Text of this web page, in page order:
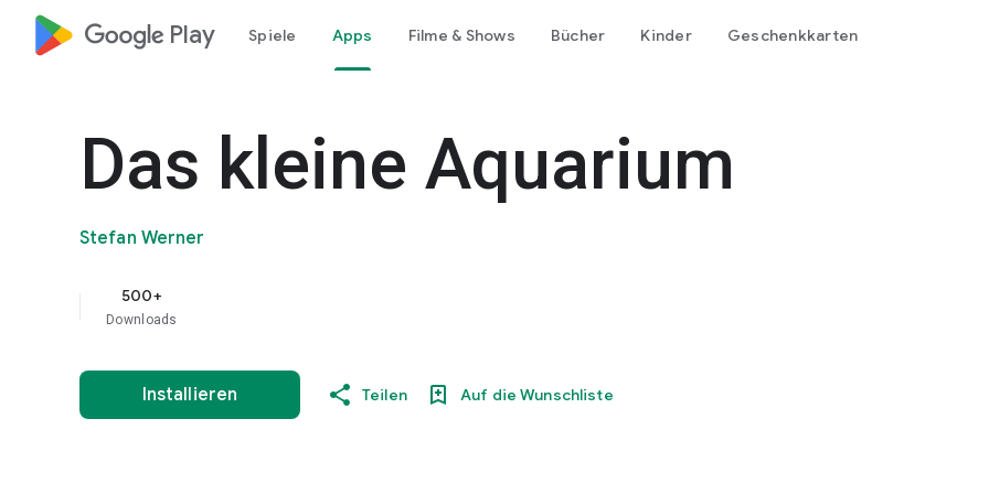
google_logo Play Spiele Apps Filme & Shows Bücher Kinder Geschenkkarten
Das kleine Aquarium
Stefan Werner
500+
Downloads
Installieren Teilen Auf die Wunschliste